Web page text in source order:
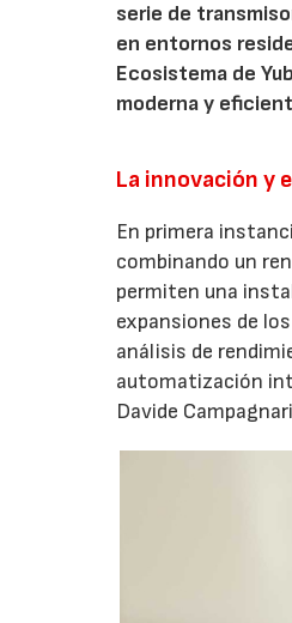
serie de
en entornos
Ecosistema de
moderna y
La innovación y
En primera
combinando un
permiten una
expansiones de
análisis de
automatización
Davide